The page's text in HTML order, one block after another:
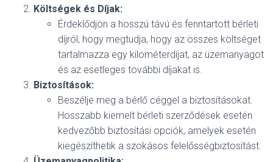
Költségek és Díjak:
Érdeklődjön a hosszú távú és fenntartott bérleti
díjról, hogy megtudja, hogy az összes költséget
tartalmazza egy kilométerdíjat, az üzemanyagot
és az esetleges további díjakat is.
Biztosítások:
Beszélje meg a bérlő céggel a biztosításokat.
Hosszabb kiemelt bérleti szerződések esetén
kedvezőbb biztosítási opciók, amelyek esetén
kiegészíthetik a szokásos felelősségbiztosítást.